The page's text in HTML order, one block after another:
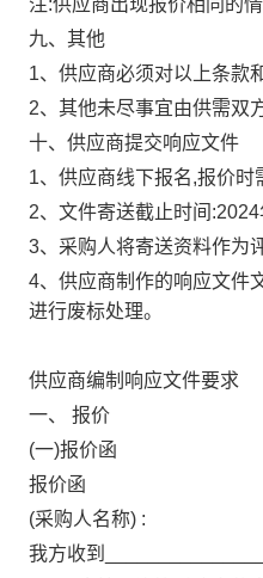
注:供应商出现报价相同的
九、其他
1、供应商必须对以上条款
2、其他未尽事宜由供需双
十、供应商提交响应文件
1、供应商线下报名,报价时
2、文件寄送截止时间
3、采购人将寄送资料作为
4、供应商制作的响应文件
进行废标处理。
供应商编制响应文件要求
一、 报价
(一)报价函
报价函
(采购人名称) :
我方收到